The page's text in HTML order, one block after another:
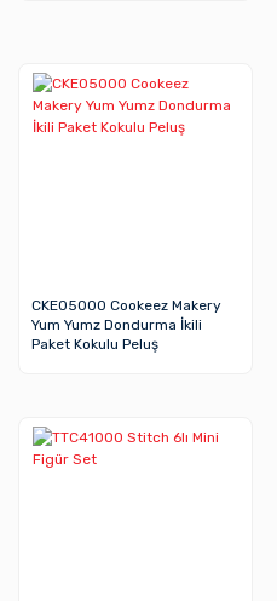
CKE05000 Cookeez Makery
Yum Yumz Dondurma İkili
Paket Kokulu Peluş